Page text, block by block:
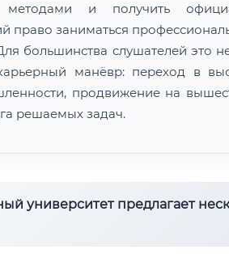
методами и получить
право заниматься
большинства слушателей это
манёвр: переход в
продвижение на
решаемых задач.
университет предлагает